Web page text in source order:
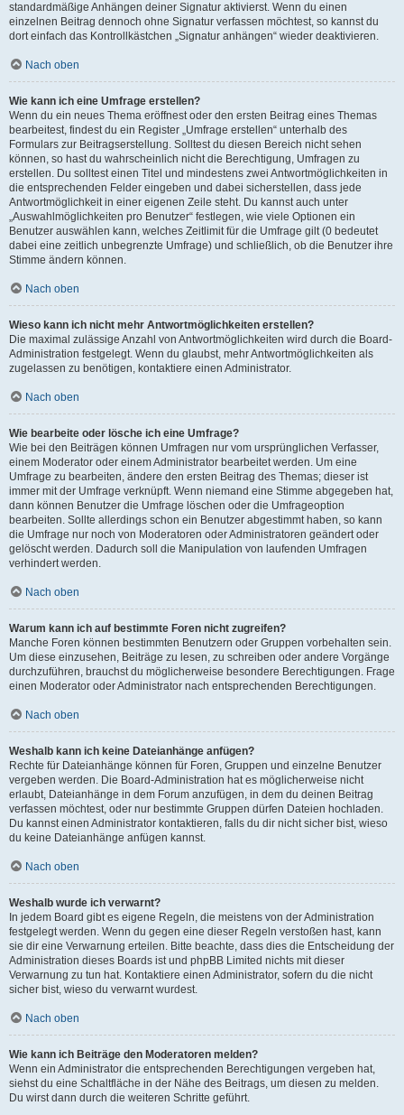
standardmäßige Anhängen deiner Signatur aktivierst. Wenn du einen
einzelnen Beitrag dennoch ohne Signatur verfassen möchtest, so kannst du
dort einfach das Kontrollkästchen „Signatur anhängen“ wieder deaktivieren.
Nach oben
Wie kann ich eine Umfrage erstellen?
Wenn du ein neues Thema eröffnest oder den ersten Beitrag eines Themas
bearbeitest, findest du ein Register „Umfrage erstellen“ unterhalb des
Formulars zur Beitragserstellung. Solltest du diesen Bereich nicht sehen
können, so hast du wahrscheinlich nicht die Berechtigung, Umfragen zu
erstellen. Du solltest einen Titel und mindestens zwei Antwortmöglichkeiten in
die entsprechenden Felder eingeben und dabei sicherstellen, dass jede
Antwortmöglichkeit in einer eigenen Zeile steht. Du kannst auch unter
„Auswahlmöglichkeiten pro Benutzer“ festlegen, wie viele Optionen ein
Benutzer auswählen kann, welches Zeitlimit für die Umfrage gilt (0 bedeutet
dabei eine zeitlich unbegrenzte Umfrage) und schließlich, ob die Benutzer ihre
Stimme ändern können.
Nach oben
Wieso kann ich nicht mehr Antwortmöglichkeiten erstellen?
Die maximal zulässige Anzahl von Antwortmöglichkeiten wird durch die Board-
Administration festgelegt. Wenn du glaubst, mehr Antwortmöglichkeiten als
zugelassen zu benötigen, kontaktiere einen Administrator.
Nach oben
Wie bearbeite oder lösche ich eine Umfrage?
Wie bei den Beiträgen können Umfragen nur vom ursprünglichen Verfasser,
einem Moderator oder einem Administrator bearbeitet werden. Um eine
Umfrage zu bearbeiten, ändere den ersten Beitrag des Themas; dieser ist
immer mit der Umfrage verknüpft. Wenn niemand eine Stimme abgegeben hat,
dann können Benutzer die Umfrage löschen oder die Umfrageoption
bearbeiten. Sollte allerdings schon ein Benutzer abgestimmt haben, so kann
die Umfrage nur noch von Moderatoren oder Administratoren geändert oder
gelöscht werden. Dadurch soll die Manipulation von laufenden Umfragen
verhindert werden.
Nach oben
Warum kann ich auf bestimmte Foren nicht zugreifen?
Manche Foren können bestimmten Benutzern oder Gruppen vorbehalten sein.
Um diese einzusehen, Beiträge zu lesen, zu schreiben oder andere Vorgänge
durchzuführen, brauchst du möglicherweise besondere Berechtigungen. Frage
einen Moderator oder Administrator nach entsprechenden Berechtigungen.
Nach oben
Weshalb kann ich keine Dateianhänge anfügen?
Rechte für Dateianhänge können für Foren, Gruppen und einzelne Benutzer
vergeben werden. Die Board-Administration hat es möglicherweise nicht
erlaubt, Dateianhänge in dem Forum anzufügen, in dem du deinen Beitrag
verfassen möchtest, oder nur bestimmte Gruppen dürfen Dateien hochladen.
Du kannst einen Administrator kontaktieren, falls du dir nicht sicher bist, wieso
du keine Dateianhänge anfügen kannst.
Nach oben
Weshalb wurde ich verwarnt?
In jedem Board gibt es eigene Regeln, die meistens von der Administration
festgelegt werden. Wenn du gegen eine dieser Regeln verstoßen hast, kann
sie dir eine Verwarnung erteilen. Bitte beachte, dass dies die Entscheidung der
Administration dieses Boards ist und phpBB Limited nichts mit dieser
Verwarnung zu tun hat. Kontaktiere einen Administrator, sofern du die nicht
sicher bist, wieso du verwarnt wurdest.
Nach oben
Wie kann ich Beiträge den Moderatoren melden?
Wenn ein Administrator die entsprechenden Berechtigungen vergeben hat,
siehst du eine Schaltfläche in der Nähe des Beitrags, um diesen zu melden.
Du wirst dann durch die weiteren Schritte geführt.